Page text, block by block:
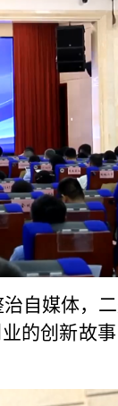
自媒体，
的创新故